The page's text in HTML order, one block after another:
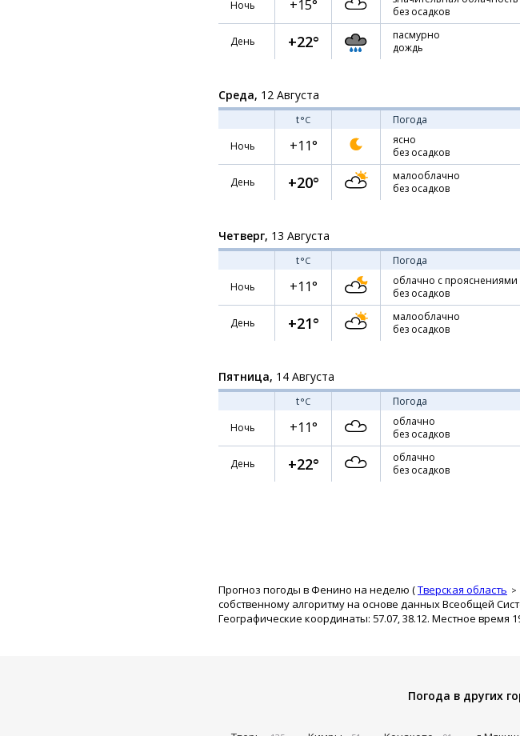
Ночь
+15°
без осадков
День +22°
пасмурно
дождь
Среда, 12 Августа
t°C Погода
Ночь
+11°
ясно
без осадков
День +20°
малооблачно
без осадков
Четверг, 13 Августа
t°C Погода
Ночь
+11°
облачно с прояснениями
без осадков
День +21°
малооблачно
без осадков
Пятница, 14 Августа
t°C Погода
Ночь
+11°
облачно
без осадков
День +22°
облачно
без осадков
Прогноз погоды в Фенино на неделю (Тверская область
собственному алгоритму на основе данных Всеобщей
Географические координаты: 57.07, 38.12. Местное время
Погода в других